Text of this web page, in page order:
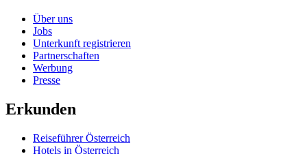
Über uns
Jobs
Unterkunft registrieren
Partnerschaften
Werbung
Presse
Erkunden
Reiseführer Österreich
Hotels in Österreich